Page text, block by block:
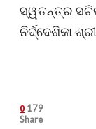
ସ୍ୱତନ୍ତ୍ର ସଚିବ
ନିର୍ଦ୍ଦେଶିକା
0 179
Share